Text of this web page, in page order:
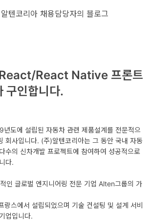
알텐코리아 채용담당자의 블로그
React Native 프론트
구인합니다.
도에 설립된 자동차 관련 제품설계를 전문적으
회사입니다. (주)알텐코리아는 그 동안 국내 자동
수의 신차개발 프로젝트에 참여하여 성공적으로
다.
인 글로벌 엔지니어링 전문 기업 Alten그룹의 가
스에서 설립되었으며 기술 컨설팅 및 설계 서비
업입니다.